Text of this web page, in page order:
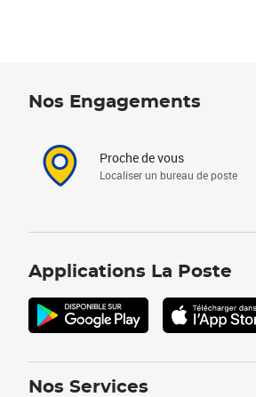
Nos Engagements
Proche de vous
Localiser un bureau de poste
Applications La Poste
Nos Services